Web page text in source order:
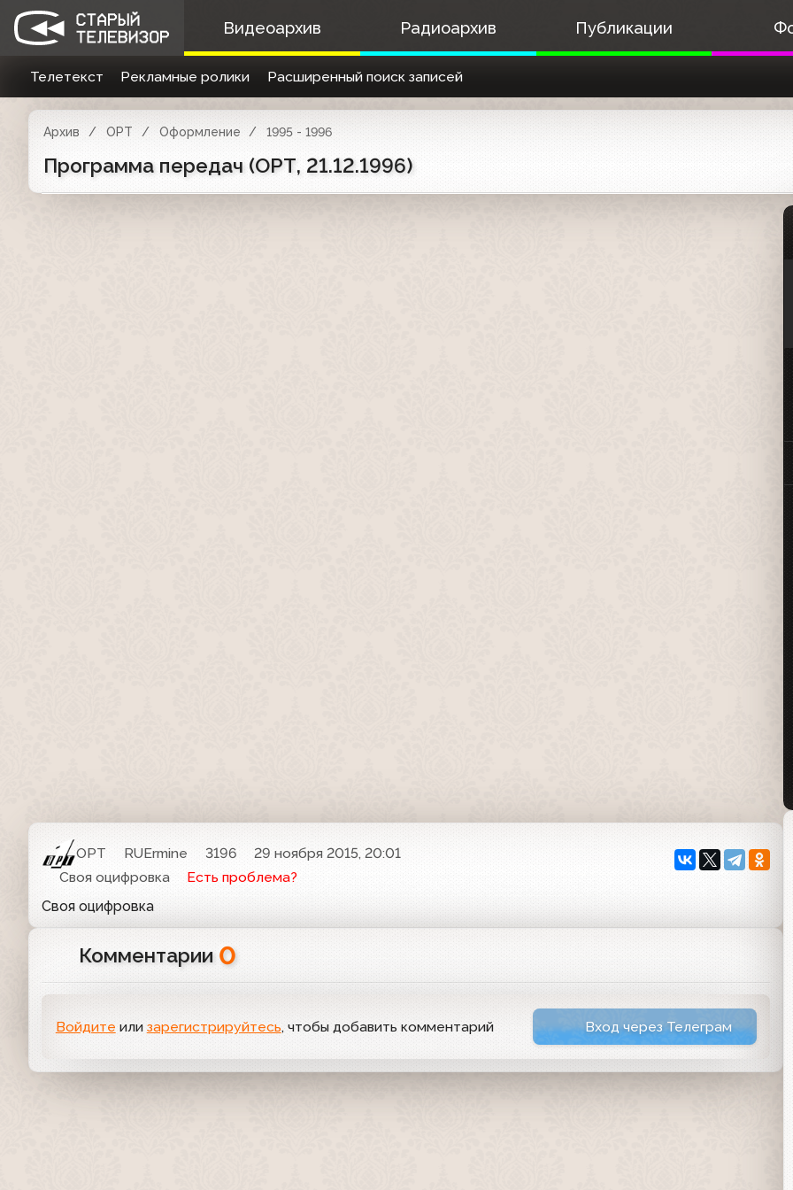
Видеоархив Радиоархив Публикации
Телетекст Рекламные ролики Расширенный поиск записей
Архив ОРТ Оформление 1995 - 1996
Программа передач (ОРТ, 21.12.1996)
ОРТ RUErmine 3196
29 ноября 2015, 20:01
Своя оцифровка
Есть проблема?
Своя оцифровка
Комментарии 0
Войдите или зарегистрируйтесь, чтобы добавить комментарий Вход через Телеграм